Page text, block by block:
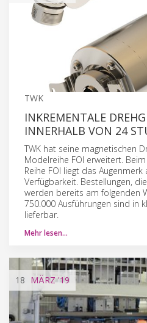
TWK
INKREMENTALE
INNERHALB VON 24
TWK hat seine magnetischen
Modelreihe FOI erweitert.
Reihe FOI liegt das
Verfügbarkeit. Bestellungen,
werden bereits am folgenden
750.000 Ausführungen sind in
lieferbar.
Mehr lesen…
18 MÄRZ'19